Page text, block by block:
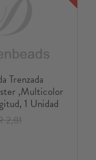
Trenzada
,Multicolor
1 Unidad
2,81